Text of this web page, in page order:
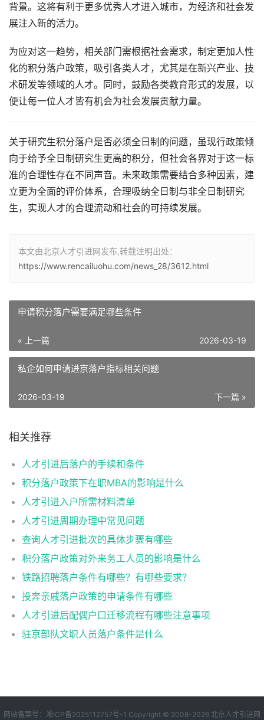
背景。这将有利于更多优秀人才进入城市，为经济和社会发
展注入新的活力。
为应对这一趋势，相关部门需根据社会需求，制定更加人性
化的积分落户政策，吸引各类人才，尤其是在新兴产业、技
术研发等领域的人才。同时，鼓励各类教育形式的发展，以
便让每一位人才皆有机会为社会发展贡献力量。
关于研究生积分落户是否必须全日制的问题，虽现行政策倾
向于给予全日制研究生更高的积分，但社会各界对于这一标
准的合理性存在不同声音。未来政策需要结合多种因素，建
立更为全面的评价体系，合理吸纳全日制与非全日制研究
生，实现人才的合理流动和社会的可持续发展。
本文由北京人才引进网发布,转载注明出处：
https://www.rencailuohu.com/news_28/3612.html
申请积分落户需要满足哪些条件
« 上一篇 2026-03-19
私企如何申请进京落户指标相关问题
下一篇 »
2026-03-19
相关推荐
人才引进后落户的手续和条件
积分落户政策下在职MBA的影响是什么
人才引进入户所需材料清单
人才引进周期办理中常见问题
查询人才引进批次的具体步骤有哪些
积分落户政策对外来务工人员的影响是什么
铁路招聘落户条件有哪些？有哪些要求？
投奔亲戚落户政策的申请条件有哪些
人才引进后配偶户口迁移流程有哪些注意事项
驻京部队文职人员落户条件是什么
网站备案号： 湘ICP备2025112757号-1 Copyright © 2008-2026 北京人才引进网